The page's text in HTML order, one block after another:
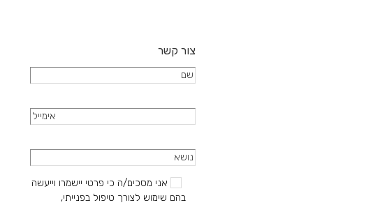
צור קשר
אני מסכים/ה כי פרטי יישמרו וייעשה
בהם שימוש לצורך טיפול בפנייתי,